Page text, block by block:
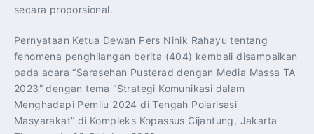
secara proporsional.
Pernyataan Ketua Dewan Pers Ninik Rahayu tentang
fenomena penghilangan berita (404) kembali disampaikan
pada acara “Sarasehan Pusterad dengan Media Massa TA
2023” dengan tema “Strategi Komunikasi dalam
Menghadapi Pemilu 2024 di Tengah Polarisasi
Masyarakat” di Kompleks Kopassus Cijantung, Jakarta